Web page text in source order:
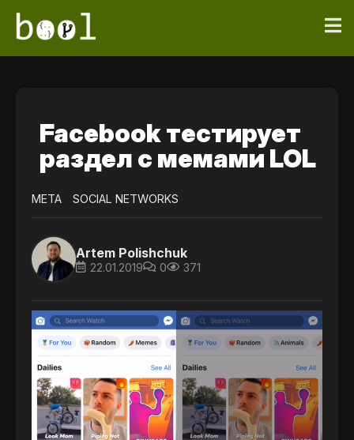
Facebook тестирует
раздел с мемами LOL
META SOCIAL NETWORKS
Artem Polishchuk
22.01.2019 0 371